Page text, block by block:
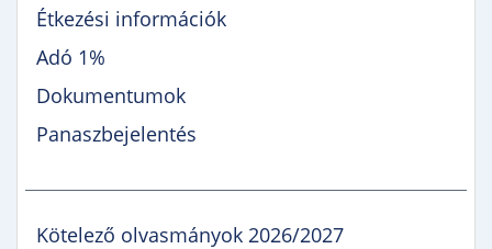
Étkezési információk
Adó 1%
Dokumentumok
Panaszbejelentés
Kötelező olvasmányok 2026/2027